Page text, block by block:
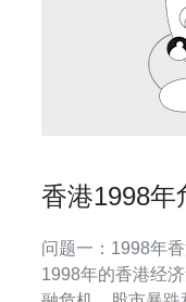
香港1998年
问题一：1998年
1998年的香港经